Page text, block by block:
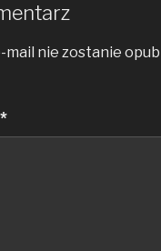
mail nie zostanie
*